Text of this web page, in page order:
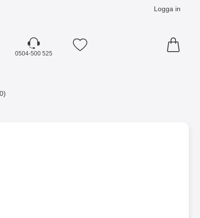
Logga in
0504-500 525
Mina favoriter